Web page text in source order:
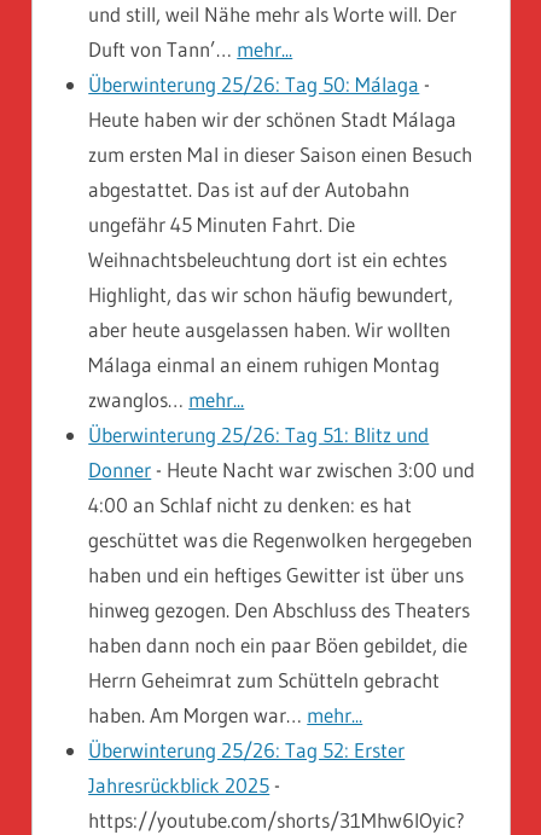
und still, weil Nähe mehr als Worte will. Der
Duft von Tann’… mehr...
Überwinterung 25/26: Tag 50: Málaga -
Heute haben wir der schönen Stadt Málaga
zum ersten Mal in dieser Saison einen Besuch
abgestattet. Das ist auf der Autobahn
ungefähr 45 Minuten Fahrt. Die
Weihnachtsbeleuchtung dort ist ein echtes
Highlight, das wir schon häufig bewundert,
aber heute ausgelassen haben. Wir wollten
Málaga einmal an einem ruhigen Montag
zwanglos… mehr...
Überwinterung 25/26: Tag 51: Blitz und
Donner - Heute Nacht war zwischen 3:00 und
4:00 an Schlaf nicht zu denken: es hat
geschüttet was die Regenwolken hergegeben
haben und ein heftiges Gewitter ist über uns
hinweg gezogen. Den Abschluss des Theaters
haben dann noch ein paar Böen gebildet, die
Herrn Geheimrat zum Schütteln gebracht
haben. Am Morgen war… mehr...
Überwinterung 25/26: Tag 52: Erster
Jahresrückblick 2025 -
https://youtube.com/shorts/31Mhw6lOyic?